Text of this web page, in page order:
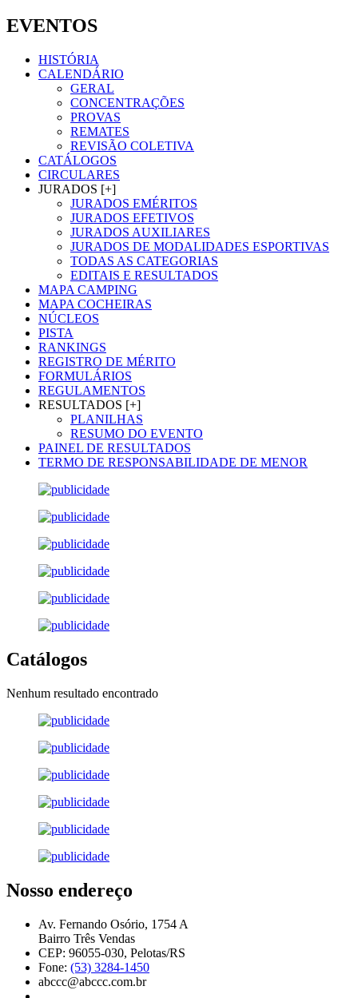
EVENTOS
HISTÓRIA
CALENDÁRIO
GERAL
CONCENTRAÇÕES
PROVAS
REMATES
REVISÃO COLETIVA
CATÁLOGOS
CIRCULARES
JURADOS [+]
JURADOS EMÉRITOS
JURADOS EFETIVOS
JURADOS AUXILIARES
JURADOS DE MODALIDADES ESPORTIVAS
TODAS AS CATEGORIAS
EDITAIS E RESULTADOS
MAPA CAMPING
MAPA COCHEIRAS
NÚCLEOS
PISTA
RANKINGS
REGISTRO DE MÉRITO
FORMULÁRIOS
REGULAMENTOS
RESULTADOS [+]
PLANILHAS
RESUMO DO EVENTO
PAINEL DE RESULTADOS
TERMO DE RESPONSABILIDADE DE MENOR
Catálogos
Nenhum resultado encontrado
Nosso endereço
Av. Fernando Osório, 1754 A
Bairro Três Vendas
CEP: 96055-030, Pelotas/RS
Fone: (53) 3284-1450
abccc@abccc.com.br